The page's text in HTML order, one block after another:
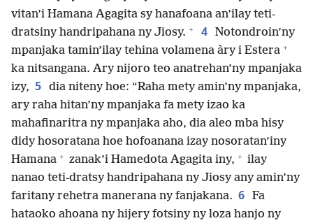
vitan’i Hamana Agagita sy hanafoana an’ilay teti-
dratsiny handripahana ny Jiosy. + 4 Notondroin’ny
mpanjaka tamin’ilay tehina volamena àry i Estera +
ka nitsangana. Ary nijoro teo anatrehan’ny mpanjaka
izy, 5 dia niteny hoe: “Raha mety amin’ny mpanjaka,
ary raha hitan’ny mpanjaka fa mety izao ka
mahafinaritra ny mpanjaka aho, dia aleo mba hisy
didy hosoratana hoe hofoanana izay nosoratan’iny
Hamana + zanak’i Hamedota Agagita iny, + ilay
nanao teti-dratsy handripahana ny Jiosy any amin’ny
faritany rehetra manerana ny fanjakana. 6 Fa
hataoko ahoana ny hijery fotsiny ny loza hanjo ny